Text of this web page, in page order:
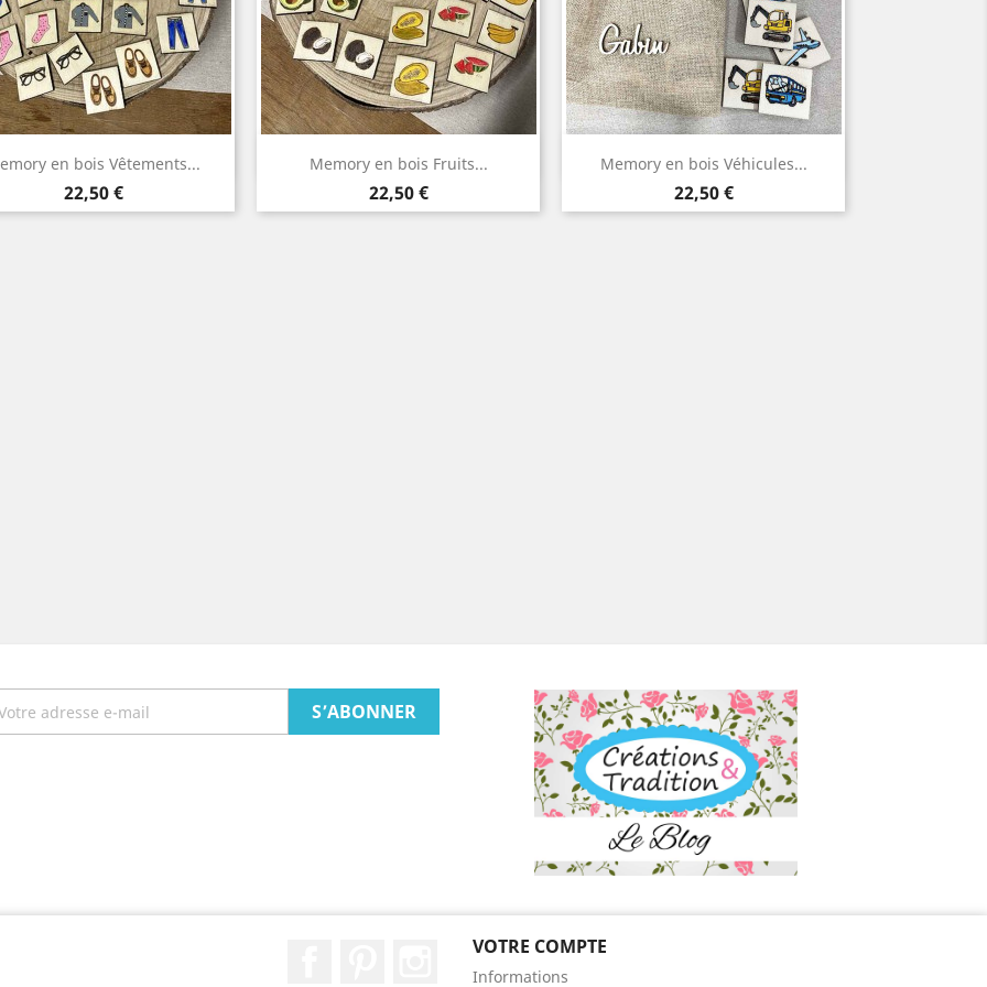
en bois Vêtements...
Prix
22,50 €
Aperçu rapide Memory en bois Fruits...
Prix
22,50 €
Aperçu rapide Memory en bois Véhicules...
Prix
22,50 €
Aperçu rapide
Instagram
VOTRE COMPTE
Informations